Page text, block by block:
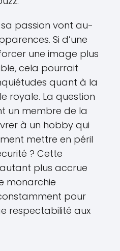
passion vont au-
Si d’une
une image plus
cela pourrait
quant à la
royale. La question
un membre de la
à un hobby qui
mettre en péril
? Cette
plus accrue
monarchie
pour
respectabilité aux